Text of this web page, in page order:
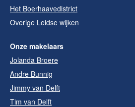
Het Boerhaavedistrict
Overige Leidse wijken
Onze makelaars
Jolanda Broere
Andre Bunnig
Jimmy van Delft
Tim van Delft